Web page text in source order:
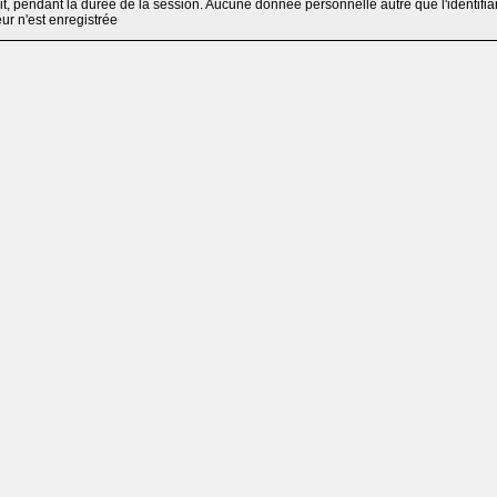
pendant la durée de la session. Aucune donnée personnelle autre que
n'est enregistrée